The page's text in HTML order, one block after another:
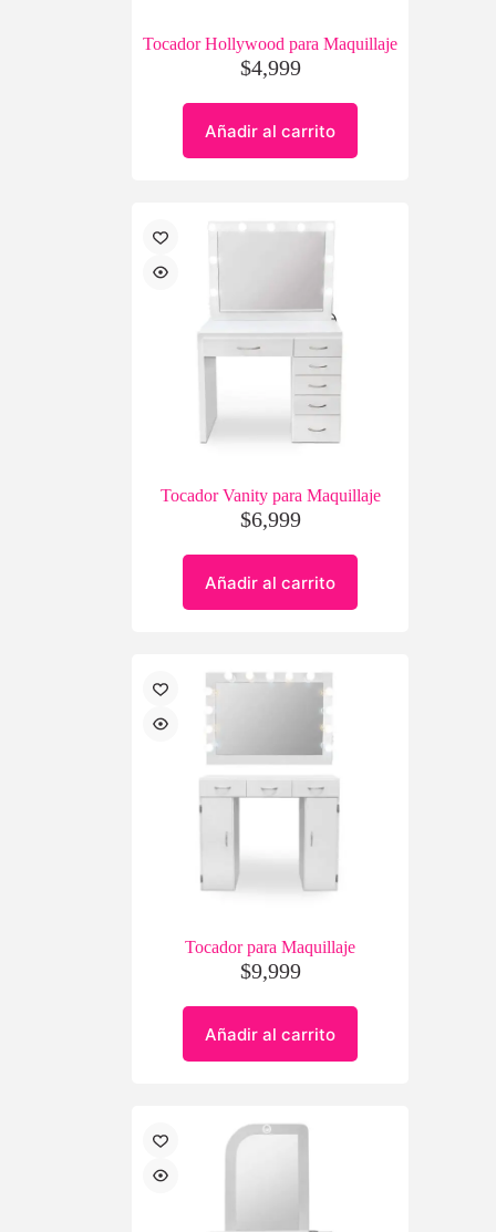
Tocador Hollywood para Maquillaje
$4,999
Añadir al carrito
Tocador Vanity para Maquillaje
$6,999
Añadir al carrito
Tocador para Maquillaje
$9,999
Añadir al carrito